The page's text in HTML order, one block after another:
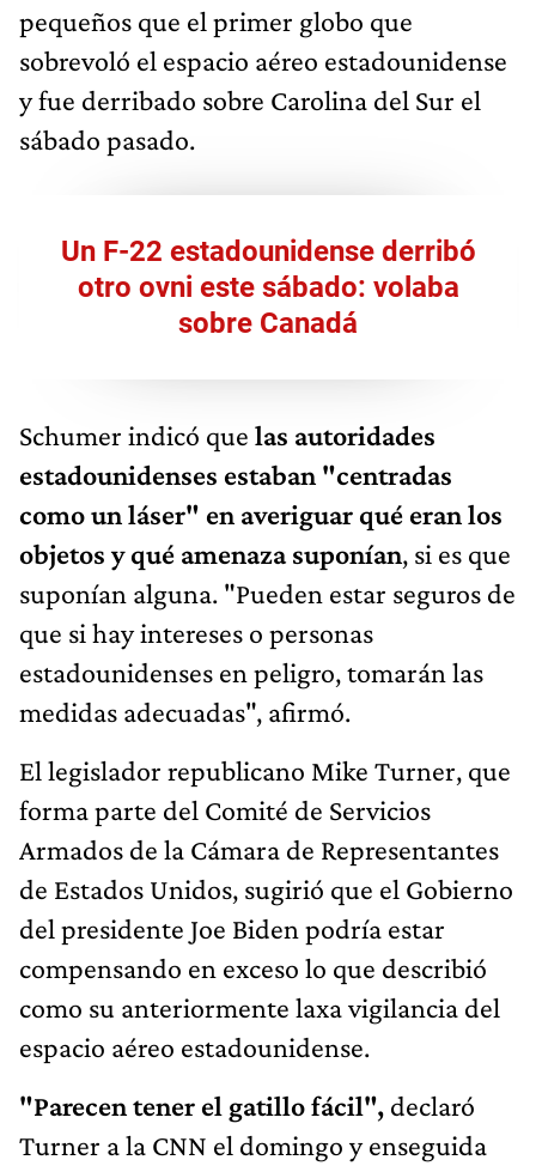
pequeños que el primer globo que
sobrevoló el espacio aéreo estadounidense
y fue derribado sobre Carolina del Sur el
sábado pasado.
Un F-22 estadounidense derribó
otro ovni este sábado: volaba
sobre Canadá
Schumer indicó que las autoridades
estadounidenses estaban "centradas
como un láser" en averiguar qué eran los
objetos y qué amenaza suponían, si es que
suponían alguna. "Pueden estar seguros de
que si hay intereses o personas
estadounidenses en peligro, tomarán las
medidas adecuadas", afirmó.
El legislador republicano Mike Turner, que
forma parte del Comité de Servicios
Armados de la Cámara de Representantes
de Estados Unidos, sugirió que el Gobierno
del presidente Joe Biden podría estar
compensando en exceso lo que describió
como su anteriormente laxa vigilancia del
espacio aéreo estadounidense.
"Parecen tener el gatillo fácil", declaró
Turner a la CNN el domingo y enseguida